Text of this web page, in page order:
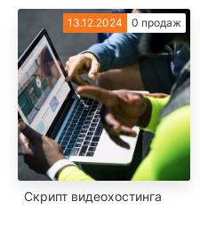
13.12.2024 0 продаж
Скрипт видеохостинга